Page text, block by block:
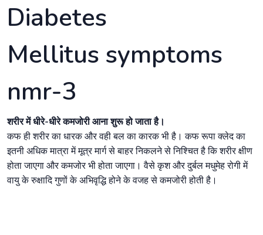
Diabetes
Mellitus symptoms
nmr-3
शरीर में धीरे-धीरे कमजोरी आना शुरू हो जाता है।
कफ ही शरीर का धारक और वही बल का कारक भी है। कफ रूपा क्लेद का
इतनी अधिक मात्रा में मूत्र मार्ग से बाहर निकलने से निश्चित है कि शरीर क्षीण
होता जाएगा और कमजोर भी होता जाएगा। वैसे कृश और दुर्बल मधुमेह रोगी में
वायु के रुक्षादि गुणों के अभिवृद्धि होने के वजह से कमजोरी होती है।